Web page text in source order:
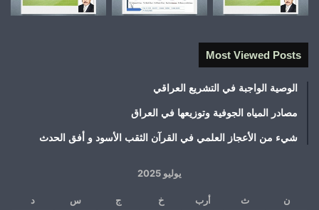
Most Viewed Posts
الوصية الواجبة في التشريع العراقي
مصادر المياه الجوفية وتوزيعها في العراق
شيء من الأعجاز العلمي في القرآن الثقب الأسود و أفق الحدث
يوليو 2025
ن ث أرب خ ج س د